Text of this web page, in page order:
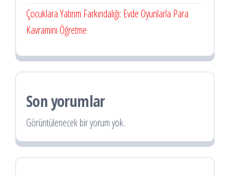
Çocuklara Yatırım Farkındalığı: Evde Oyunlarla Para
Kavramını Öğretme
Son yorumlar
Görüntülenecek bir yorum yok.